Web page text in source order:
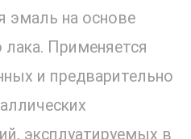
эмаль на основе
Применяется
и предварительно
эксплуатируемых в